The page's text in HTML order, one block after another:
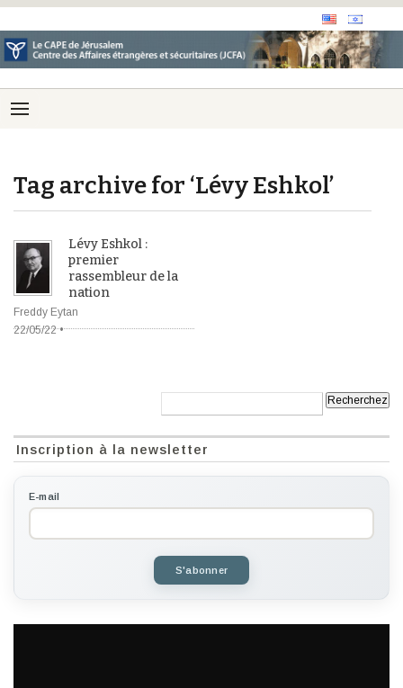
Tag archive for ‘Lévy Eshkol’
Lévy Eshkol :
premier
rassembleur de la
nation
Freddy Eytan
22/05/22 •
Inscription à la newsletter
E-mail
S'abonner